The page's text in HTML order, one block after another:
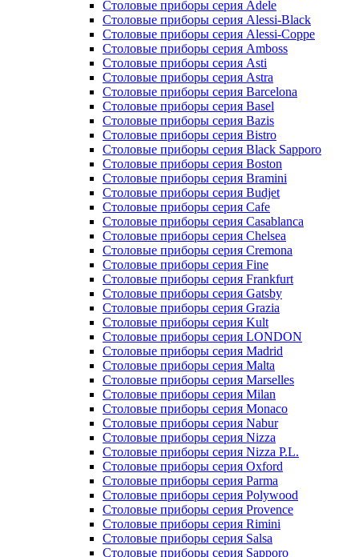
Столовые приборы серия Adele
Столовые приборы серия Alessi-Black
Столовые приборы серия Alessi-Coppe
Столовые приборы серия Amboss
Столовые приборы серия Asti
Столовые приборы серия Astra
Столовые приборы серия Barcelona
Столовые приборы серия Basel
Столовые приборы серия Bazis
Столовые приборы серия Bistro
Столовые приборы серия Black Sapporo
Столовые приборы серия Boston
Столовые приборы серия Bramini
Столовые приборы серия Budjet
Столовые приборы серия Cafe
Столовые приборы серия Casablanca
Столовые приборы серия Chelsea
Столовые приборы серия Cremona
Столовые приборы серия Fine
Столовые приборы серия Frankfurt
Столовые приборы серия Gatsby
Столовые приборы серия Grazia
Столовые приборы серия Kult
Столовые приборы серия LONDON
Столовые приборы серия Madrid
Столовые приборы серия Malta
Столовые приборы серия Marselles
Столовые приборы серия Milan
Столовые приборы серия Monaco
Столовые приборы серия Nabur
Столовые приборы серия Nizza
Столовые приборы серия Nizza P.L.
Столовые приборы серия Oxford
Столовые приборы серия Parma
Столовые приборы серия Polywood
Столовые приборы серия Provence
Столовые приборы серия Rimini
Столовые приборы серия Salsa
Столовые приборы серия Sapporo